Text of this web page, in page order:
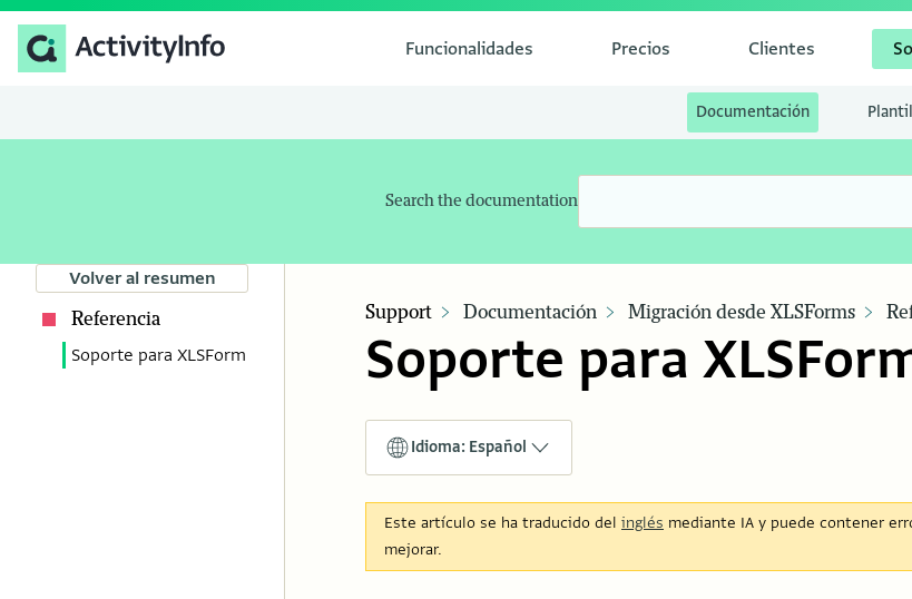
Funcionalidades Precios Clientes
Documentación
Search the documentation
Volver al resumen
Referencia
Soporte para XLSForm
Support Documentación Migración desde XLSForms
Soporte para
Idioma: Español
Este artículo se ha traducido del inglés mediante IA y puede contener
mejorar.